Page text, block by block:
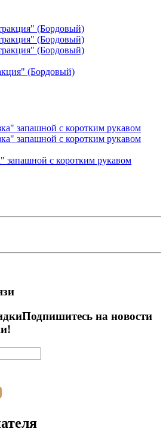
(Бордовый)
запашной с коротким рукавом
Подпишитесь на новости